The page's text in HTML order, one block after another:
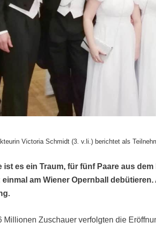
Victoria Schmidt (3. v.li.) berichtet als
ist es ein Traum, für fünf Paare aus
einmal am Wiener Opernball
Millionen Zuschauer verfolgten die